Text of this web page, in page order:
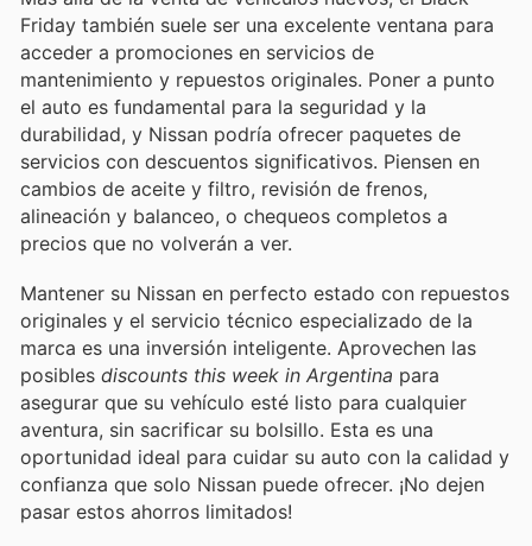
Friday también suele ser una excelente ventana para
acceder a promociones en servicios de
mantenimiento y repuestos originales. Poner a punto
el auto es fundamental para la seguridad y la
durabilidad, y Nissan podría ofrecer paquetes de
servicios con descuentos significativos. Piensen en
cambios de aceite y filtro, revisión de frenos,
alineación y balanceo, o chequeos completos a
precios que no volverán a ver.
Mantener su Nissan en perfecto estado con repuestos
originales y el servicio técnico especializado de la
marca es una inversión inteligente. Aprovechen las
posibles discounts this week in Argentina para
asegurar que su vehículo esté listo para cualquier
aventura, sin sacrificar su bolsillo. Esta es una
oportunidad ideal para cuidar su auto con la calidad y
confianza que solo Nissan puede ofrecer. ¡No dejen
pasar estos ahorros limitados!